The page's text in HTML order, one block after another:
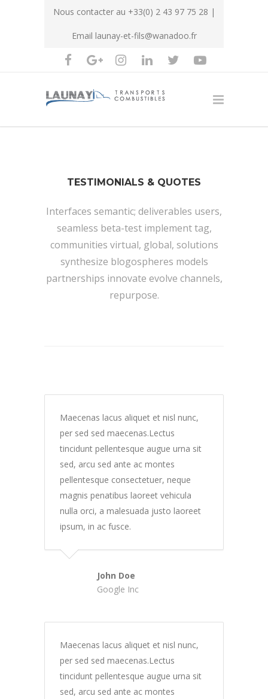
Nous contacter au +33(0) 2 43 97 75 28 |
Email launay-et-fils@wanadoo.fr
TESTIMONIALS & QUOTES
Interfaces semantic; deliverables users,
seamless beta-test implement tag,
communities virtual, global, solutions
synthesize blogospheres models
partnerships innovate evolve channels,
repurpose.
Maecenas lacus aliquet et nisl nunc,
per sed sed maecenas.Lectus
tincidunt pellentesque augue urna sit
sed, arcu sed ante ac montes
pellentesque consectetuer, neque
magnis penatibus laoreet vehicula
nulla orci, a malesuada justo laoreet
ipsum, in ac fusce.
John Doe
Google Inc
Maecenas lacus aliquet et nisl nunc,
per sed sed maecenas.Lectus
tincidunt pellentesque augue urna sit
sed, arcu sed ante ac montes